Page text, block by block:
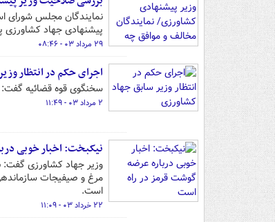
نمایندگان مجلس شورای
پیشنهادی جهاد کشاورزی
۲۹ مرداد ۰۳ - ۰۸:۴۶
اجرای حکم در انتظار
سخنگوی قوه قضائیه گفت:
۲ مرداد ۰۳ - ۱۱:۴۹
نیکبخت: اخبار خوبی
وزیر جهاد کشاورزی گفت:
مرغ و صیفیجات
است.
۲۲ خرداد ۰۳ - ۱۱:۰۹